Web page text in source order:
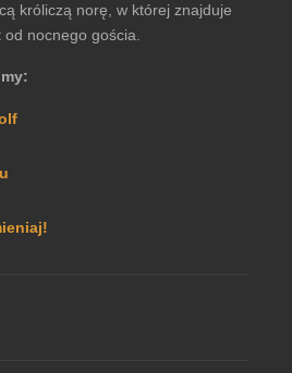
króliczą norę, w której znajduje
nocnego gościa.